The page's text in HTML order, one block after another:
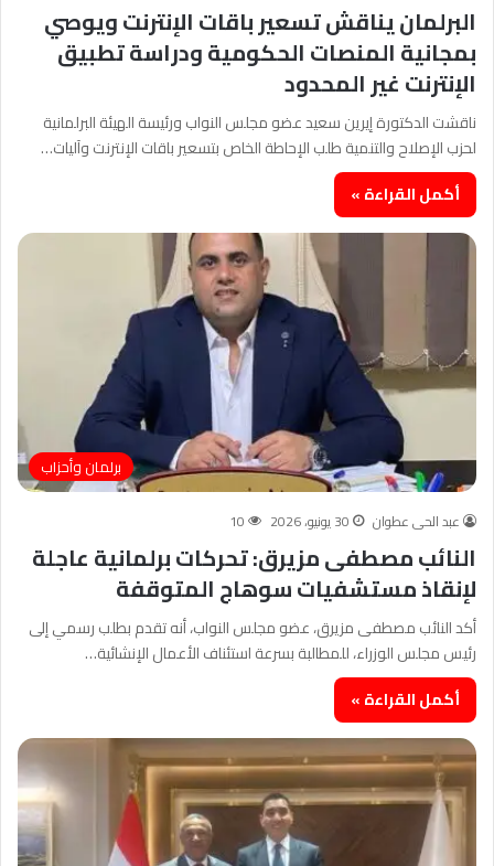
البرلمان يناقش تسعير باقات الإنترنت ويوصي
بمجانية المنصات الحكومية ودراسة تطبيق
الإنترنت غير المحدود
ناقشت الدكتورة إيرين سعيد عضو مجلس النواب ورئيسة الهيئة البرلمانية
لحزب الإصلاح والتنمية طلب الإحاطة الخاص بتسعير باقات الإنترنت وآليات…
أكمل القراءة »
برلمان وأحزاب
عبد الحى عطوان 30 يونيو، 2026 10
النائب مصطفى مزيرق: تحركات برلمانية عاجلة
لإنقاذ مستشفيات سوهاج المتوقفة
أكد النائب مصطفى مزيرق، عضو مجلس النواب، أنه تقدم بطلب رسمي إلى
رئيس مجلس الوزراء، للمطالبة بسرعة استئناف الأعمال الإنشائية…
أكمل القراءة »